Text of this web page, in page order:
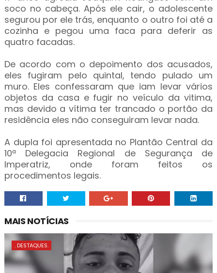
soco no cabeça. Após ele cair, o adolescente
segurou por ele trás, enquanto o outro foi até a
cozinha e pegou uma faca para deferir as
quatro facadas.
De acordo com o depoimento dos acusados,
eles fugiram pelo quintal, tendo pulado um
muro. Eles confessaram que iam levar vários
objetos da casa e fugir no veículo da vitima,
mas devido a vítima ter trancado o portão da
residência eles não conseguiram levar nada.
A dupla foi apresentada no Plantão Central da
10ª Delegacia Regional de Segurança de
Imperatriz, onde foram feitos os
procedimentos legais.
MAIS NOTÍCIAS
. DESTAQUES.